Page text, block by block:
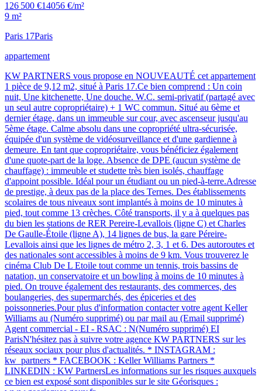
126 500 €14056 €/m²
9 m²
Paris 17Paris
appartement
KW PARTNERS vous propose en NOUVEAUTÉ cet appartement
1 pièce de 9,12 m2, situé à Paris 17.Ce bien comprend : Un coin
nuit, Une kitchenette, Une douche. W.C. semi-privatif (partagé avec
un seul autre copropriétaire) + 1 WC commun. Situé au 6ème et
dernier étage, dans un immeuble sur cour, avec ascenseur jusqu'au
5ème étage. Calme absolu dans une copropriété ultra-sécurisée,
équipée d'un système de vidéosurveillance et d'une gardienne à
demeure. En tant que copropriétaire, vous bénéficiez également
d'une quote-part de la loge. Absence de DPE (aucun système de
chauffage) : immeuble et studette très bien isolés, chauffage
d'appoint possible. Idéal pour un étudiant ou un pied-à-terre.Adresse
de prestige, à deux pas de la place des Ternes. Des établissements
scolaires de tous niveaux sont implantés à moins de 10 minutes à
pied, tout comme 13 crèches. Côté transports, il y a à quelques pas
du bien les stations de RER Pereire-Levallois (ligne C) et Charles
De Gaulle-Étoile (ligne A), 14 lignes de bus, la gare Péreire-
Levallois ainsi que les lignes de métro 2, 3, 1 et 6. Des autoroutes et
des nationales sont accessibles à moins de 9 km. Vous trouverez le
cinéma Club De L Etoile tout comme un tennis, trois bassins de
natation, un conservatoire et un bowling à moins de 10 minutes à
pied. On trouve également des restaurants, des commerces, des
boulangeries, des supermarchés, des épiceries et des
poissonneries.Pour plus d'information contacter votre agent Keller
Williams au (Numéro supprimé) ou par mail au (Email supprimé)
Agent commercial - EI - RSAC : N(Numéro supprimé) EI
ParisN'hésitez pas à suivre votre agence KW PARTNERS sur les
réseaux sociaux pour plus d'actualités. * INSTAGRAM :
kw_partners * FACEBOOK : Keller Williams Partners *
LINKEDIN : KW PartnersLes informations sur les risques auxquels
ce bien est exposé sont disponibles sur le site Géorisques :